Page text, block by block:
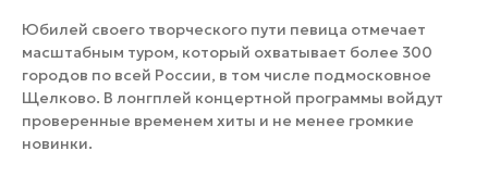
Юбилей своего творческого пути певица отмечает
масштабным туром, который охватывает более 300
городов по всей России, в том числе подмосковное
Щелково. В лонгплей концертной программы войдут
проверенные временем хиты и не менее громкие
новинки.